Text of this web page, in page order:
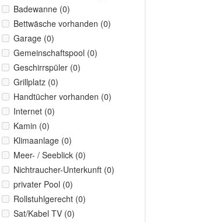
Badewanne (0)
Bettwäsche vorhanden (0)
Garage (0)
Gemeinschaftspool (0)
Geschirrspüler (0)
Grillplatz (0)
Handtücher vorhanden (0)
Internet (0)
Kamin (0)
Klimaanlage (0)
Meer- / Seeblick (0)
Nichtraucher-Unterkunft (0)
privater Pool (0)
Rollstuhlgerecht (0)
Sat/Kabel TV (0)